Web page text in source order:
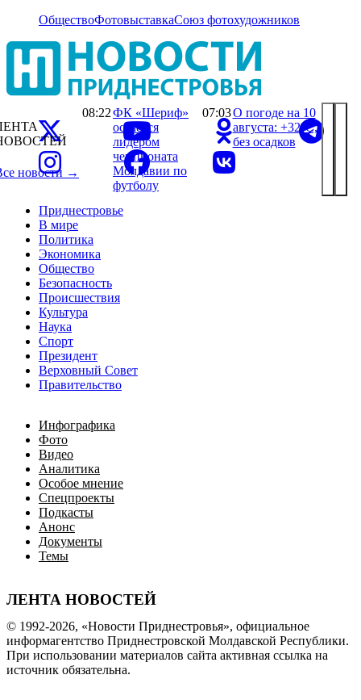
ОбществоФотовыставкаСоюз фотохудожников
Приднестровье
В мире
Политика
Экономика
Общество
Безопасность
Происшествия
Культура
Наука
Спорт
Президент
Верховный Совет
Правительство
Инфографика
Фото
Видео
Аналитика
Особое мнение
Спецпроекты
Подкасты
Анонс
Документы
Темы
ЛЕНТА НОВОСТЕЙ
новости →
08:22ФК «Шериф»
остается
лидером
чемпионата
Молдавии по
футболу
07:03О погоде на 10
августа: +32°С,
без осадков
© 1992-2026, «Новости Приднестровья», официальное
информагентство Приднестровской Молдавской Республики.
При использовании материалов сайта активная ссылка на
источник обязательна.